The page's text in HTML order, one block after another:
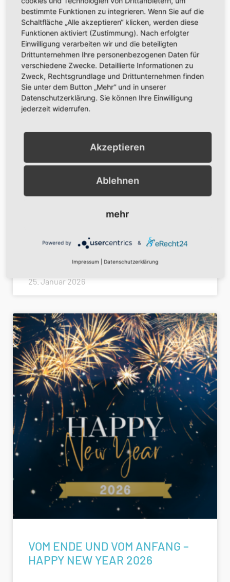
LOVELY WINTERTIME
Wie geht es dir? Die stillen Schneetage zu
WEITERLESEN »
25. Januar 2026
VOM ENDE UND VOM ANFANG –
HAPPY NEW YEAR 2026
bestimmte Funktionen zu integrieren. Wenn Sie auf die
Schaltfläche „Alle akzeptieren“ klicken, werden diese
Funktionen aktiviert (Zustimmung). Nach erfolgter
Einwilligung verarbeiten wir und die beteiligten
Drittunternehmen Ihre personenbezogenen Daten für
verschiedene Zwecke. Detaillierte Informationen zu
Zweck, Rechtsgrundlage und Drittunternehmen finden
Sie unter dem Button „Mehr“ und in unserer
Datenschutzerklärung. Sie können Ihre Einwilligung
jederzeit widerrufen.
Akzeptieren
Ablehnen
mehr
Powered by &
Impressum Datenschutzerklärung